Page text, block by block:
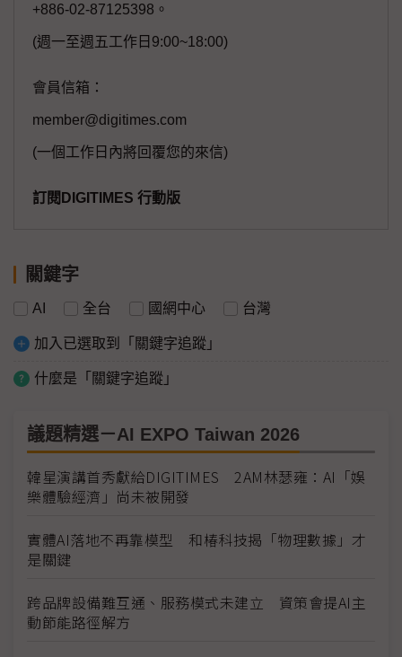
+886-02-87125398。
(週一至週五工作日9:00~18:00)
會員信箱：
member@digitimes.com
(一個工作日內將回覆您的來信)
訂閱DIGITIMES 行動版
關鍵字
AI 全台 國網中心 台灣
加入已選取到「關鍵字追蹤」
什麼是「關鍵字追蹤」
議題精選－AI EXPO Taiwan 2026
韓星演講首秀獻給DIGITIMES 2AM林瑟雍：AI「娛
樂體驗經濟」尚未被開發
實體AI落地不再靠模型 和椿科技揭「物理數據」才
是關鍵
跨品牌設備難互通、服務模式未建立 資策會提AI主
動節能路徑解方